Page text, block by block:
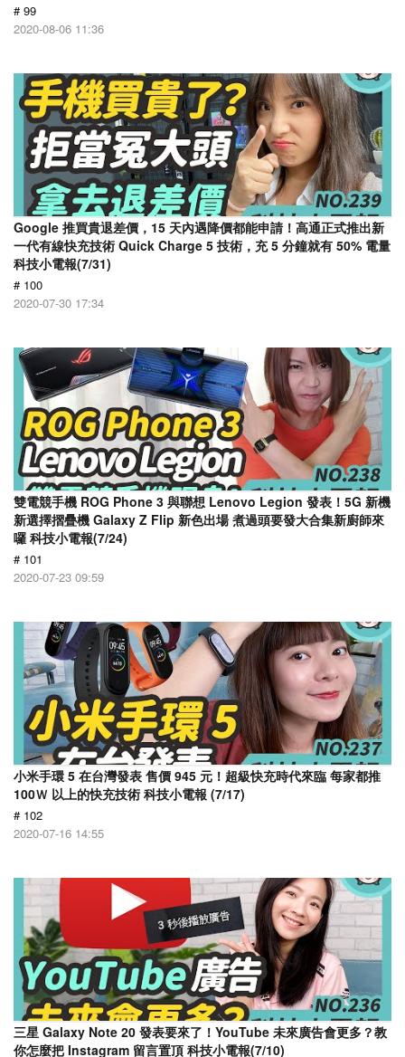
# 99
2020-08-06 11:36
Google 推買貴退差價，15 天內遇降價都能申請！高通正式推出新
一代有線快充技術 Quick Charge 5 技術，充 5 分鐘就有 50% 電量
科技小電報(7/31)
# 100
2020-07-30 17:34
雙電競手機 ROG Phone 3 與聯想 Lenovo Legion 發表！5G 新機
新選擇摺疊機 Galaxy Z Flip 新色出場 煮過頭要發大合集新廚師來
囉 科技小電報(7/24)
# 101
2020-07-23 09:59
小米手環 5 在台灣發表 售價 945 元！超級快充時代來臨 每家都推
100Ｗ 以上的快充技術 科技小電報 (7/17)
# 102
2020-07-16 14:55
三星 Galaxy Note 20 發表要來了！YouTube 未來廣告會更多？教
你怎麼把 Instagram 留言置頂 科技小電報(7/10)